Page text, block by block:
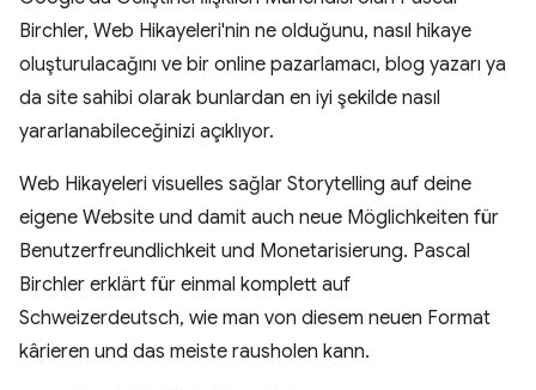
Birchler, Web Hikayeleri'nin ne olduğunu, nasıl hikaye
oluşturulacağını ve bir online pazarlamacı, blog yazarı ya
da site sahibi olarak bunlardan en iyi şekilde nasıl
yararlanabileceğinizi açıklıyor.
Web Hikayeleri visuelles sağlar Storytelling auf deine
eigene Website und damit auch neue Möglichkeiten für
Benutzerfreundlichkeit und Monetarisierung. Pascal
Birchler erklärt für einmal komplett auf
Schweizerdeutsch, wie man von diesem neuen Format
kârieren und das meiste rausholen kann.